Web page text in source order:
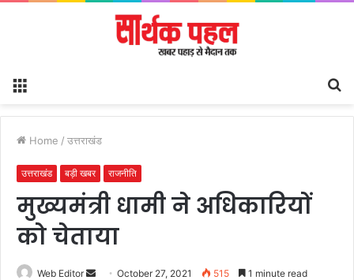
Home / उत्तराखंड
उत्तराखंड बड़ी खबर राजनीति
मुख्यमंत्री धामी ने अधिकारियों
को चेताया
Web Editor
SendOctober 27, 2021 515 1 minute read